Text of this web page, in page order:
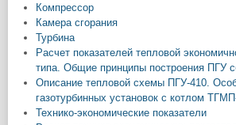
Компрессор
Камера сгорания
Турбина
Расчет показателей тепловой
типа. Общие принципы построения ПГУ
Описание тепловой схемы ПГУ-410.
газотурбинных установок с котлом
Технико-экономические показатели